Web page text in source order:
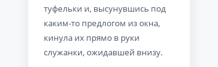
туфельки и, высунувшись под
каким-то предлогом из окна,
кинула их прямо в руки
служанки, ожидавшей внизу.